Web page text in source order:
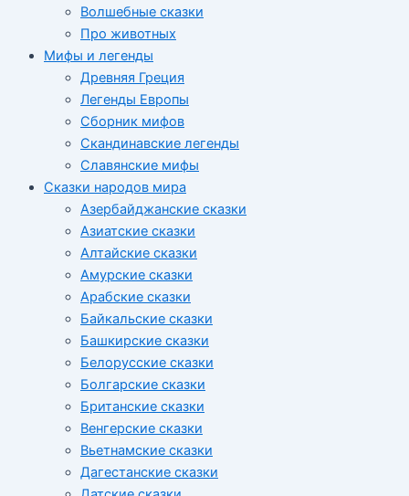
Волшебные сказки
Про животных
Мифы и легенды
Древняя Греция
Легенды Европы
Сборник мифов
Скандинавские легенды
Славянские мифы
Сказки народов мира
Азербайджанские сказки
Азиатские сказки
Алтайские сказки
Амурские сказки
Арабские сказки
Байкальские сказки
Башкирские сказки
Белорусские сказки
Болгарские сказки
Британские сказки
Венгерские сказки
Вьетнамские сказки
Дагестанские сказки